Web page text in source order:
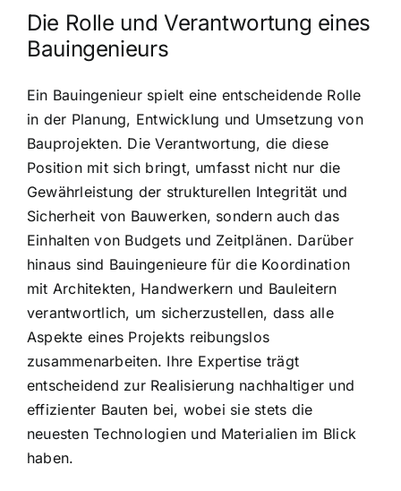
Die Rolle und Verantwortung eines
Bauingenieurs
Ein Bauingenieur spielt eine entscheidende Rolle
in der Planung, Entwicklung und Umsetzung von
Bauprojekten. Die Verantwortung, die diese
Position mit sich bringt, umfasst nicht nur die
Gewährleistung der strukturellen Integrität und
Sicherheit von Bauwerken, sondern auch das
Einhalten von Budgets und Zeitplänen. Darüber
hinaus sind Bauingenieure für die Koordination
mit Architekten, Handwerkern und Bauleitern
verantwortlich, um sicherzustellen, dass alle
Aspekte eines Projekts reibungslos
zusammenarbeiten. Ihre Expertise trägt
entscheidend zur Realisierung nachhaltiger und
effizienter Bauten bei, wobei sie stets die
neuesten Technologien und Materialien im Blick
haben.